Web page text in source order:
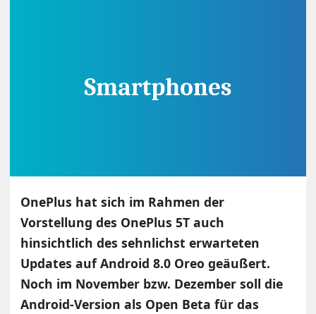
OnePlus hat sich im Rahmen der
Vorstellung des OnePlus 5T auch
hinsichtlich des sehnlichst erwarteten
Updates auf Android 8.0 Oreo geäußert.
Noch im November bzw. Dezember soll die
Android-Version als Open Beta für das